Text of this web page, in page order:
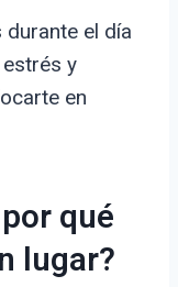
el día
y
en
qué
lugar?